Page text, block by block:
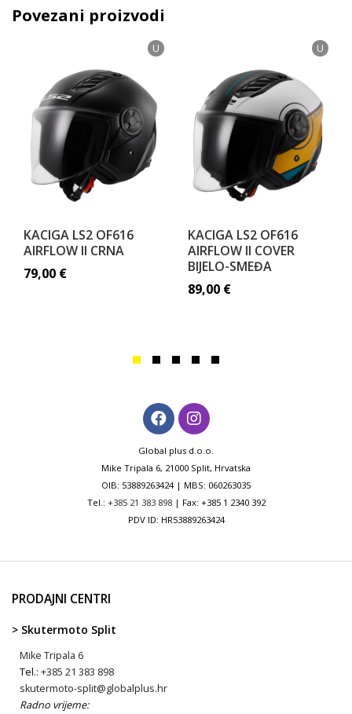
Povezani proizvodi
U
KACIGA LS2 OF616
AIRFLOW II CRNA
79,00 €
U
KACIGA LS2 OF616
AIRFLOW II COVER
BIJELO-SMEĐA
89,00 €
Global plus d.o.o.
Mike Tripala 6, 21000 Split, Hrvatska
OIB: 53889263424 | MBS: 060263035
Tel.: +385 21 383 898| Fax: +385 1 2340 392
PDV ID: HR53889263424
PRODAJNI CENTRI
> Skutermoto Split
Mike Tripala 6
Tel.: +385 21 383 898
skutermoto-split@globalplus.hr
Radno vrijeme: